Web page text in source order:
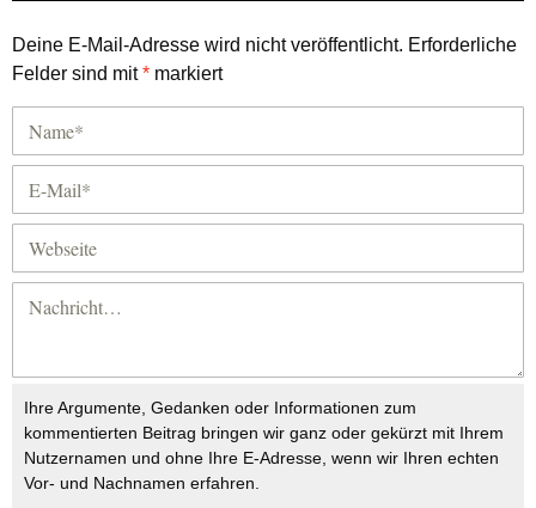
Deine E-Mail-Adresse wird nicht veröffentlicht. Erforderliche
Felder sind mit* markiert
Ihre Argumente, Gedanken oder Informationen zum
kommentierten Beitrag bringen wir ganz oder gekürzt mit Ihrem
Nutzernamen und ohne Ihre E-Adresse, wenn wir Ihren echten
Vor- und Nachnamen erfahren.